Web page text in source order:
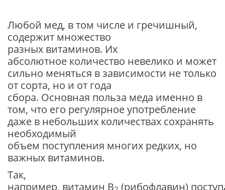
Любой мед, в том числе и гречишный,
содержит множество
разных витаминов. Их
абсолютное количество невелико и может
сильно меняться в зависимости не только
от сорта, но и от года
сбора. Основная польза меда именно в
том, что его регулярное употребление
даже в небольших количествах сохранять
необходимый
объем поступления многих редких, но
важных витаминов.
Так,
например, витамин B (рибофлавин)